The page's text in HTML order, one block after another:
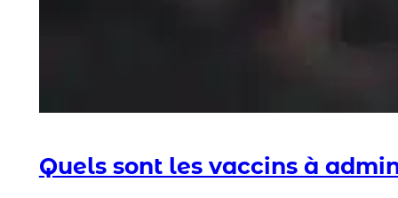
Quels sont les vaccins à